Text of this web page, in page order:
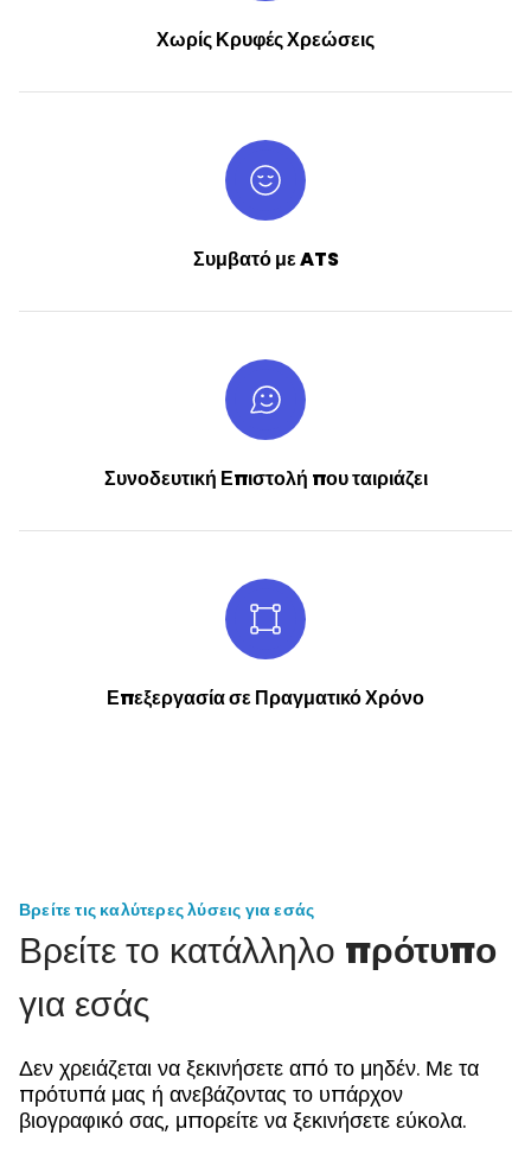
Χωρίς Κρυφές Χρεώσεις
Συμβατό με ATS
Συνοδευτική Επιστολή που ταιριάζει
Επεξεργασία σε Πραγματικό Χρόνο
Βρείτε τις καλύτερες λύσεις για εσάς
Βρείτε το κατάλληλο πρότυπο
για εσάς
Δεν χρειάζεται να ξεκινήσετε από το μηδέν. Με τα
πρότυπά μας ή ανεβάζοντας το υπάρχον
βιογραφικό σας, μπορείτε να ξεκινήσετε εύκολα.